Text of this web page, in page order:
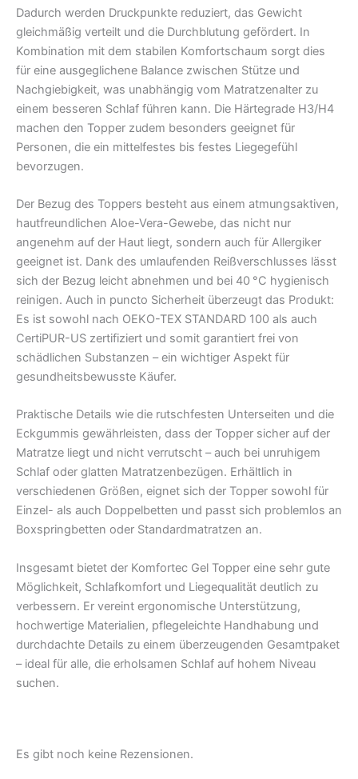
Dadurch werden Druckpunkte reduziert, das Gewicht
gleichmäßig verteilt und die Durchblutung gefördert. In
Kombination mit dem stabilen Komfortschaum sorgt dies
für eine ausgeglichene Balance zwischen Stütze und
Nachgiebigkeit, was unabhängig vom Matratzenalter zu
einem besseren Schlaf führen kann. Die Härtegrade H3/H4
machen den Topper zudem besonders geeignet für
Personen, die ein mittelfestes bis festes Liegegefühl
bevorzugen.
Der Bezug des Toppers besteht aus einem atmungsaktiven,
hautfreundlichen Aloe-Vera-Gewebe, das nicht nur
angenehm auf der Haut liegt, sondern auch für Allergiker
geeignet ist. Dank des umlaufenden Reißverschlusses lässt
sich der Bezug leicht abnehmen und bei 40 °C hygienisch
reinigen. Auch in puncto Sicherheit überzeugt das Produkt:
Es ist sowohl nach OEKO-TEX STANDARD 100 als auch
CertiPUR-US zertifiziert und somit garantiert frei von
schädlichen Substanzen – ein wichtiger Aspekt für
gesundheitsbewusste Käufer.
Praktische Details wie die rutschfesten Unterseiten und die
Eckgummis gewährleisten, dass der Topper sicher auf der
Matratze liegt und nicht verrutscht – auch bei unruhigem
Schlaf oder glatten Matratzenbezügen. Erhältlich in
verschiedenen Größen, eignet sich der Topper sowohl für
Einzel- als auch Doppelbetten und passt sich problemlos an
Boxspringbetten oder Standardmatratzen an.
Insgesamt bietet der Komfortec Gel Topper eine sehr gute
Möglichkeit, Schlafkomfort und Liegequalität deutlich zu
verbessern. Er vereint ergonomische Unterstützung,
hochwertige Materialien, pflegeleichte Handhabung und
durchdachte Details zu einem überzeugenden Gesamtpaket
– ideal für alle, die erholsamen Schlaf auf hohem Niveau
suchen.
Es gibt noch keine Rezensionen.